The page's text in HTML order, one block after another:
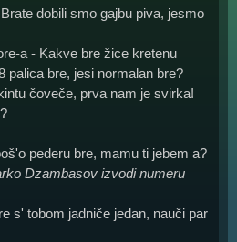
dobili smo gajbu piva, jesmo
a - Kakve bre žice kretenu
palica bre, jesi normalan bre?
čoveče, prva nam je svirka!
pederu bre, mamu ti jebem a?
Dzambasov izvodi numeru
s' tobom jadniče jedan, nauči par